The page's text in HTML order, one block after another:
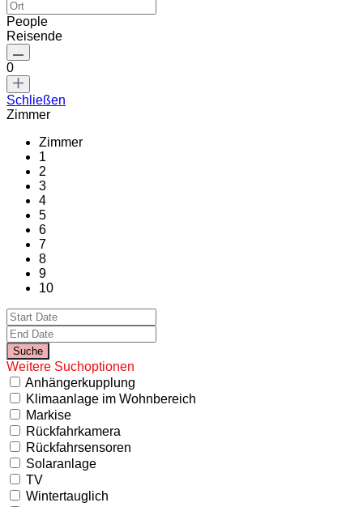
People
Reisende
0
Schließen
Zimmer
Zimmer
1
2
3
4
5
6
7
8
9
10
Weitere Suchoptionen
Anhängerkupplung
Klimaanlage im Wohnbereich
Markise
Rückfahrkamera
Rückfahrsensoren
Solaranlage
TV
Wintertauglich